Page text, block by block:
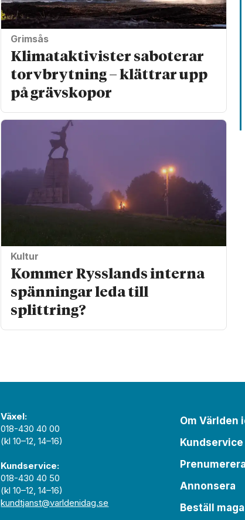
Grimsås
Klimat­aktivister saboterar
torv­brytning – klättrar upp
på gräv­skopor
Kultur
Kommer Rysslands interna
spänningar leda till
splittring?
Växel:
018-430 40 00
(kl 10–12, 14–16)
Kundservice:
018-430 40 50
(kl 10–12, 14–16)
kundtjanst@varldenidag.se
Om Världen
Kundservice
Annonsera
Beställ